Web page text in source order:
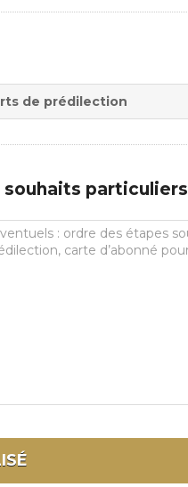
de prédilection
particuliers